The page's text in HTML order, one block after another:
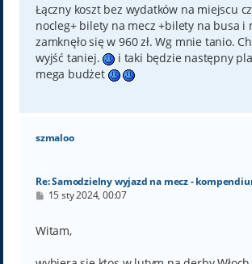
Łączny koszt bez wydatków na miejscu
nocleg+ bilety na mecz +bilety na busa i
zamknęło się w 960 zł. Wg mnie tanio.
wyjść taniej.
i taki będzie następny
mega budżet
szmaloo
Re: Samodzielny wyjazd na mecz -
P
t
15 sty 2024, 00:07
Witam,